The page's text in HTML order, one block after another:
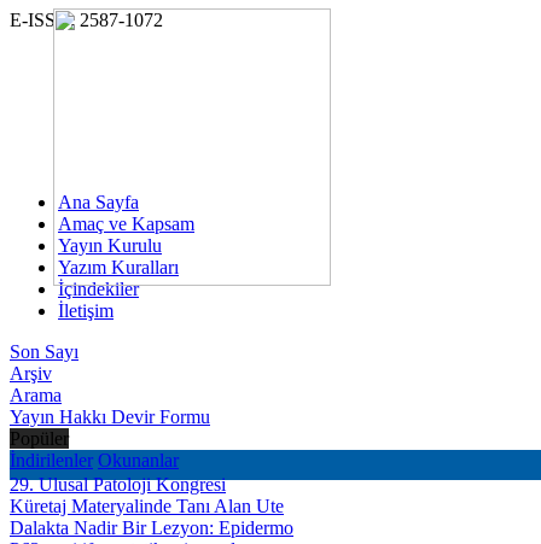
E-ISSN: 2587-1072
Ana Sayfa
Amaç ve Kapsam
Yayın Kurulu
Yazım Kuralları
İçindekiler
İletişim
Son Sayı
Arşiv
Arama
Yayın Hakkı Devir Formu
Popüler
İndirilenler Okunanlar
29. Ulusal Patoloji Kongresi
Küretaj Materyalinde Tanı Alan Ute
Dalakta Nadir Bir Lezyon: Epidermo